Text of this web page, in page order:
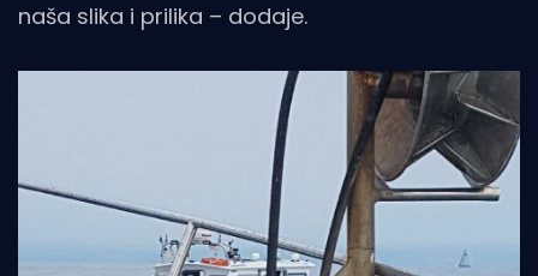
naša slika i prilika – dodaje.